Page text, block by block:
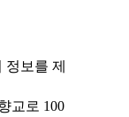
보를 제
교로 100